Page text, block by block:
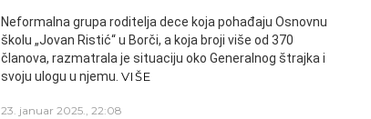
Neformalna grupa roditelja dece koja pohađaju Osnovnu
školu „Jovan Ristić“ u Borči, a koja broji više od 370
članova, razmatrala je situaciju oko Generalnog štrajka i
svoju ulogu u njemu. VIŠE
23. januar 2025., 22:08